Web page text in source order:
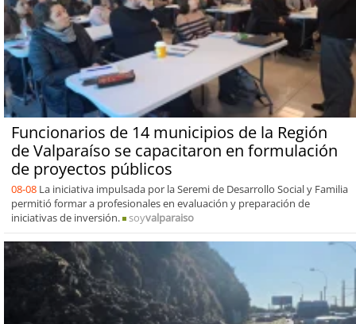
Funcionarios de 14 municipios de la Región
de Valparaíso se capacitaron en formulación
de proyectos públicos
08-08 La iniciativa impulsada por la Seremi de Desarrollo Social y Familia
permitió formar a profesionales en evaluación y preparación de
iniciativas de inversión.
soyvalparaiso